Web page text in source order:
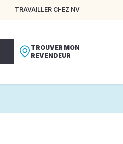
TRAVAILLER CHEZ NV
TROUVER MON
REVENDEUR